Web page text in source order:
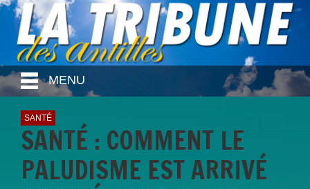
MENU
SANTÉ
SANTÉ : COMMENT LE
PALUDISME EST ARRIVÉ